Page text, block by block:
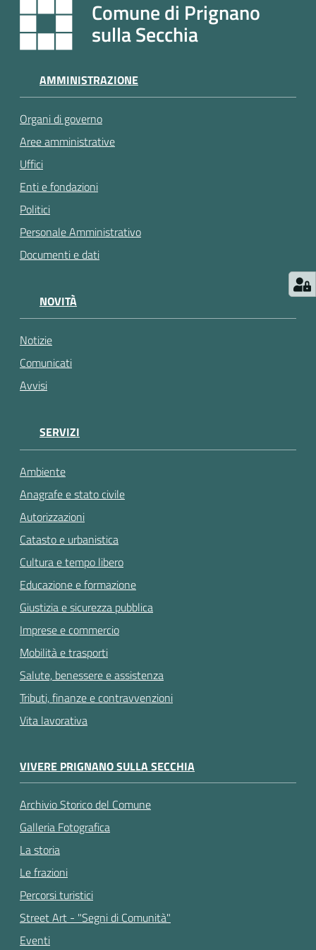
p
p
a
m
e
n
t
o
Street
gli
argomenti...
Comune di Prignano
sulla Secchia
AMMINISTRAZIONE
Organi di governo
Aree amministrative
Uffici
Enti e fondazioni
Politici
Personale Amministrativo
Documenti e dati
NOVITÀ
Notizie
Comunicati
Avvisi
SERVIZI
Ambiente
Anagrafe e stato civile
Autorizzazioni
Catasto e urbanistica
Cultura e tempo libero
Educazione e formazione
Giustizia e sicurezza pubblica
Imprese e commercio
Mobilità e trasporti
Salute, benessere e assistenza
Tributi, finanze e contravvenzioni
Vita lavorativa
VIVERE PRIGNANO SULLA SECCHIA
Archivio Storico del Comune
Galleria Fotografica
La storia
Le frazioni
Percorsi turistici
Street Art - "Segni di Comunità"
Eventi